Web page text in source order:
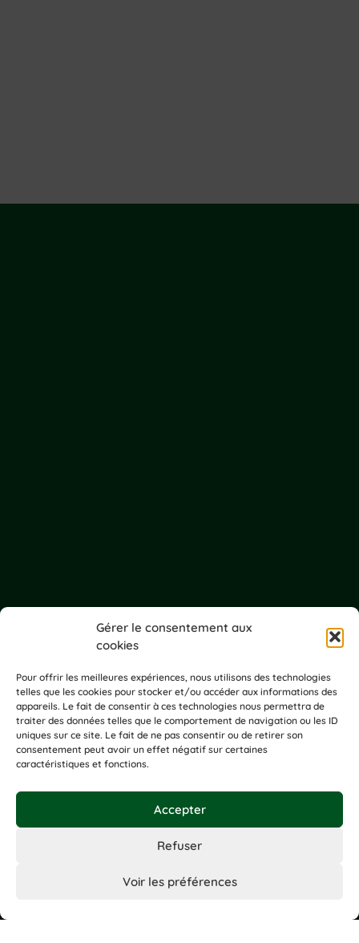
Gérer le consentement aux
cookies
Pour offrir les meilleures expériences, nous utilisons des technologies
telles que les cookies pour stocker et/ou accéder aux informations des
appareils. Le fait de consentir à ces technologies nous permettra de
traiter des données telles que le comportement de navigation ou les ID
uniques sur ce site. Le fait de ne pas consentir ou de retirer son
consentement peut avoir un effet négatif sur certaines
caractéristiques et fonctions.
Accepter
Refuser
Voir les préférences